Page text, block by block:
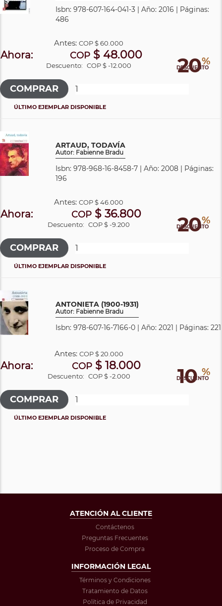
Isbn: 978-607-164-041-3 | Año: 2016 | Páginas:
486
20%
DESCUENTO
Antes:COP$ 60.000
Ahora: COP $ 48.000
Descuento: COP $ -12.000
ÚLTIMO EJEMPLAR DISPONIBLE
ARTAUD, TODAVÍA
Autor: Fabienne Bradu
Isbn: 978-968-16-8458-7 | Año: 2008 | Páginas:
196
20%
DESCUENTO
Antes:COP$ 46.000
Ahora: COP$ 36.800
Descuento: COP $ -9.200
ÚLTIMO EJEMPLAR DISPONIBLE
ANTONIETA (1900-1931)
Autor: Fabienne Bradu
Isbn: 978-607-16-7166-0 | Año: 2021 | Páginas: 221
10 %
DESCUENTO
Antes: COP$ 20.000
Ahora: COP$ 18.000
Descuento: COP $ -2.000
ÚLTIMO EJEMPLAR DISPONIBLE
ATENCIÓN AL CLIENTE
Contáctenos
Preguntas Frecuentes
Proceso de Compra
INFORMACIÓN LEGAL
Términos y Condiciones
Tratamiento de Datos
Política de Privacidad